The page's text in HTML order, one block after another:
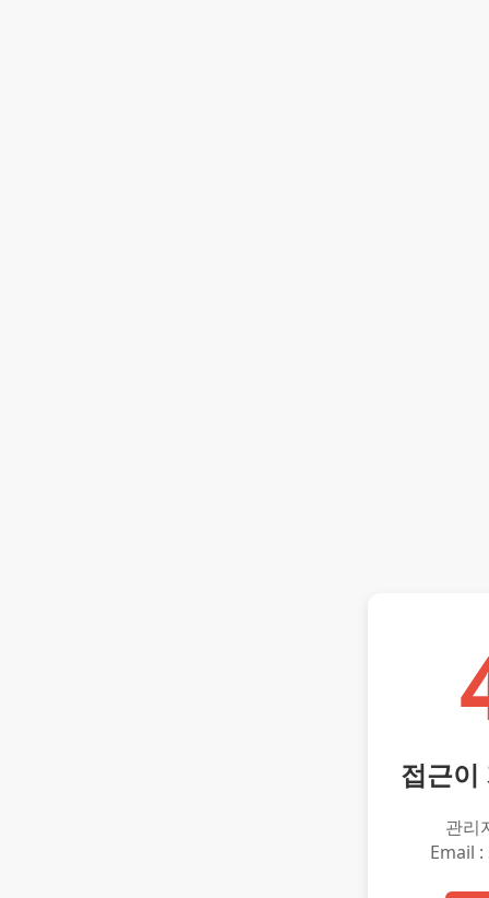
접근이
관리
Email